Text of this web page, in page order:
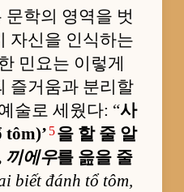
문학의 영역을 벗
자신을 인식하는
민요는 이렇게
즐거움과 분리할
술로 세웠다: “사
tôm)’ 5을 할 줄 알
끼에우를 읊을 줄
biết đánh tổ tôm,